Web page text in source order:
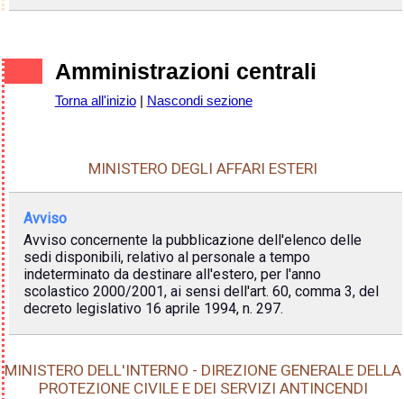
Amministrazioni centrali
Torna all'inizio| Nascondi sezione
MINISTERO DEGLI AFFARI ESTERI
Avviso
Avviso concernente la pubblicazione dell'elenco delle
sedi disponibili, relativo al personale a tempo
indeterminato da destinare all'estero, per l'anno
scolastico 2000/2001, ai sensi dell'art. 60, comma 3, del
decreto legislativo 16 aprile 1994, n. 297.
MINISTERO DELL'INTERNO - DIREZIONE GENERALE DELLA
PROTEZIONE CIVILE E DEI SERVIZI ANTINCENDI